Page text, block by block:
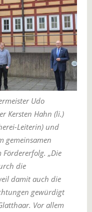
Udo
Kersten Hahn (li.)
Leiterin) und
gemeinsamen
„Die
die
damit auch die
gewürdigt
Vor allem